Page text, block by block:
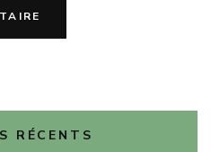
RÉCENTS